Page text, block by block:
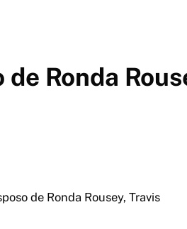
Ronda
de Ronda Rousey, Travis